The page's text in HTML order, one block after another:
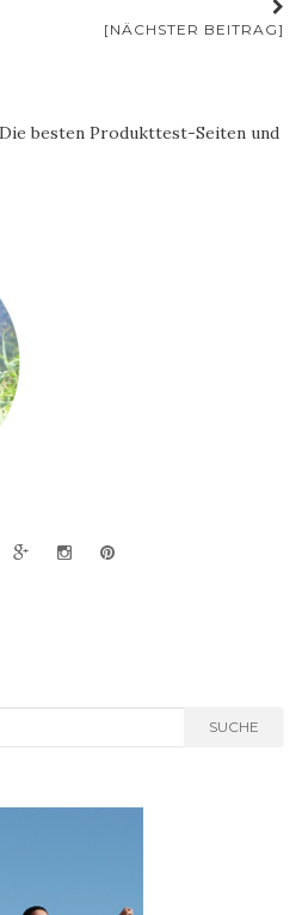
[NÄCHSTER BEITRAG]
SUCHE